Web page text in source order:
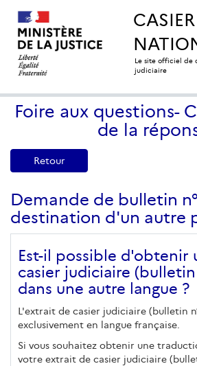
Le site officiel de
judiciaire
Foire aux questions-
de la
Retour
Demande de bulletin
destination d'un autre
Est-il possible d'obtenir
casier judiciaire
dans une autre langue ?
L'extrait de casier judiciaire (bulletin
exclusivement en langue française.
Si vous souhaitez obtenir une
votre extrait de casier judiciaire